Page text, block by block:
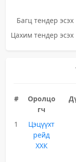
Багц тендер эсэх
Цахим тендер эсэх
#
Оролцо
гч
1
Цэцүүхт
рейд
ХХК